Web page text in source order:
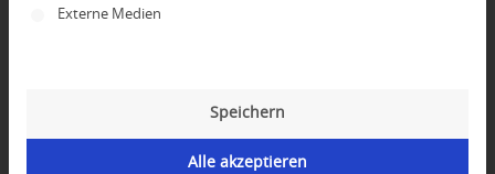
Hinterlassen Sie uns Ihren Kommentar!
Externe Medien
Speichern
Alle akzeptieren